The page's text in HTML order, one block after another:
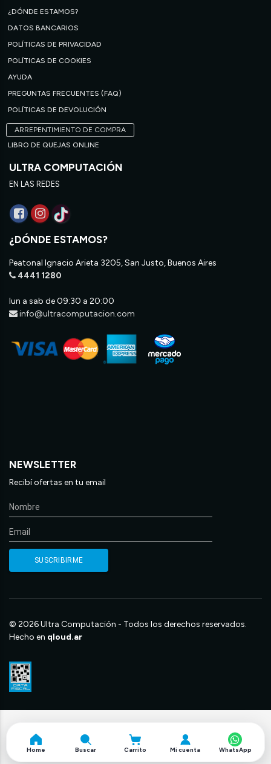
¿DÓNDE ESTAMOS?
DATOS BANCARIOS
POLÍTICAS DE PRIVACIDAD
POLÍTICAS DE COOKIES
AYUDA
PREGUNTAS FRECUENTES (FAQ)
POLÍTICAS DE DEVOLUCIÓN
ARREPENTIMIENTO DE COMPRA
LIBRO DE QUEJAS ONLINE
ULTRA COMPUTACIÓN
EN LAS REDES
¿DÓNDE ESTAMOS?
Peatonal Ignacio Arieta 3205, San Justo, Buenos Aires
4441 1280
lun a sab de 09:30 a 20:00
info@ultracomputacion.com
NEWSLETTER
Recibí ofertas en tu email
© 2026 Ultra Computación - Todos los derechos reservados.
Hecho en qloud.ar
Home Buscar Carrito Mi cuenta